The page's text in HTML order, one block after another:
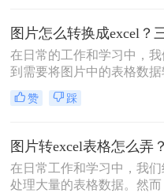
片。本文将为您详细介绍如
转化为表格，并提供一些实
和注意事项。
在日常的工作和学习中，
到需要将图片中的表格数
Excel表格以便于编辑和分析
那么图片怎么转换成excel呢
表格的方法，并探讨其优缺
意事项。
赞 踩
在日常工作和学习中，我
处理大量的表格数据。然而